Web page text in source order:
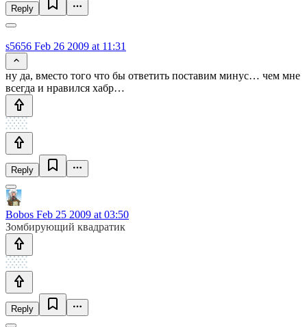
Reply
s5656 Feb 26 2009 at 11:31
ну да, вместо того что бы ответить поставим минус… чем мне
всегда и нравился хабр…
Reply
Bobos Feb 25 2009 at 03:50
Зомбирующий квадратик
Reply